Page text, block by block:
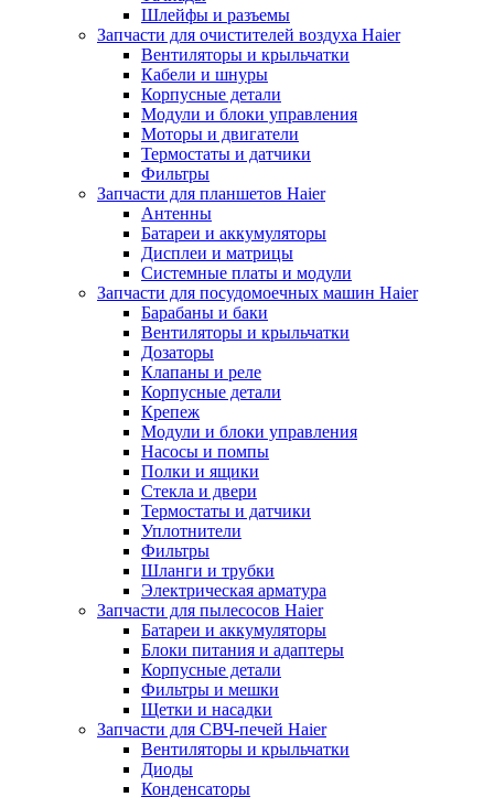
Шлейфы и разъемы
Запчасти для очистителей воздуха Haier
Вентиляторы и крыльчатки
Кабели и шнуры
Корпусные детали
Модули и блоки управления
Моторы и двигатели
Термостаты и датчики
Фильтры
Запчасти для планшетов Haier
Антенны
Батареи и аккумуляторы
Дисплеи и матрицы
Системные платы и модули
Запчасти для посудомоечных машин Haier
Барабаны и баки
Вентиляторы и крыльчатки
Дозаторы
Клапаны и реле
Корпусные детали
Крепеж
Модули и блоки управления
Насосы и помпы
Полки и ящики
Стекла и двери
Термостаты и датчики
Уплотнители
Фильтры
Шланги и трубки
Электрическая арматура
Запчасти для пылесосов Haier
Батареи и аккумуляторы
Блоки питания и адаптеры
Корпусные детали
Фильтры и мешки
Щетки и насадки
Запчасти для СВЧ-печей Haier
Вентиляторы и крыльчатки
Диоды
Конденсаторы